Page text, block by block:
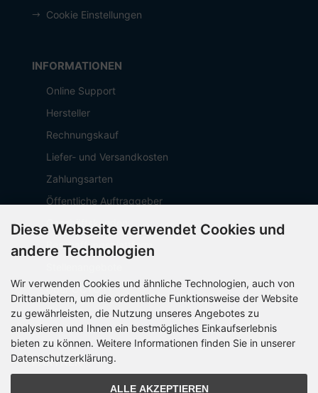
Cookie Einstellungen
INFORMATIONEN
Online Support
Hersteller
Rechnungskauf
Liefer- und Versandkosten
Zahlungsarten
Öffentliche Auftraggeber
Geschäftskunden
Beschaffungsplattform
Über OCTO IT
Sitemap
PARTNER
Diese Webseite verwendet Cookies und
andere Technologien
Wir verwenden Cookies und ähnliche Technologien, auch von
Drittanbietern, um die ordentliche Funktionsweise der Website
zu gewährleisten, die Nutzung unseres Angebotes zu
analysieren und Ihnen ein bestmögliches Einkaufserlebnis
bieten zu können. Weitere Informationen finden Sie in unserer
Datenschutzerklärung.
ALLE AKZEPTIEREN